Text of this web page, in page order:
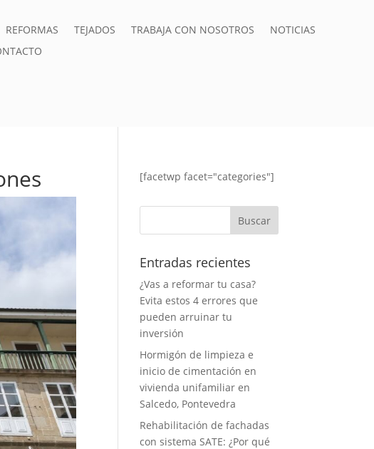
REFORMAS TEJADOS TRABAJA CON NOSOTROS
NOTICIAS
[facetwp facet="categories"]
Entradas recientes
¿Vas a reformar tu casa?
Evita estos 4 errores que
pueden arruinar tu
inversión
Hormigón de limpieza e
inicio de cimentación en
vivienda unifamiliar en
Salcedo, Pontevedra
Rehabilitación de fachadas
con sistema SATE: ¿Por qué